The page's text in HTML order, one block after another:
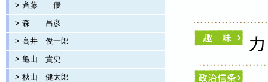
> 斉藤 優
> 森 昌彦
> 高井 俊一郎
> 亀山 貴史
> 秋山 健太郎